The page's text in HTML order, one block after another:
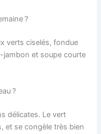
?
verts ciselés, fondue
jambon et soupe courte
?
délicates. Le vert
et se congèle très bien